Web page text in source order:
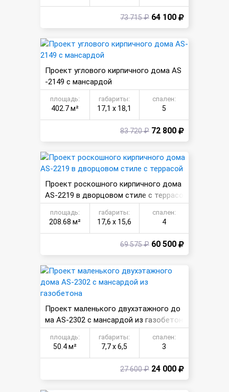
73 715 ₽ 64 100
Проект углового кирпичного дома AS
-2149 с мансардой
площадь:
402.7 м²
габариты:
17,1 х 18,1
спален:
5
83 720 ₽ 72 800
Проект роскошного кирпичного дома
AS-2219 в дворцовом стиле с террасо
й
площадь:
208.68 м²
габариты:
17,6 х 15,6
спален:
4
69 575 ₽ 60 500
Проект маленького двухэтажного до
ма AS-2302 с мансардой из газобетон
а
площадь:
50.4 м²
габариты:
7,7 х 6,5
спален:
3
27 600 ₽ 24 000